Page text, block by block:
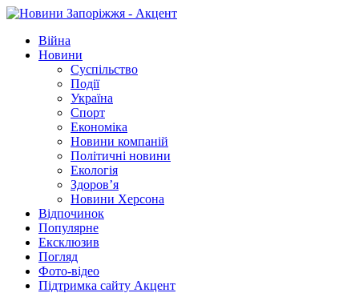
Війна
Новини
Суспільство
Події
Україна
Спорт
Економіка
Новини компаній
Політичні новини
Екологія
Здоров’я
Новини Херсона
Відпочинок
Популярне
Ексклюзив
Погляд
Фото-відео
Підтримка сайту Акцент